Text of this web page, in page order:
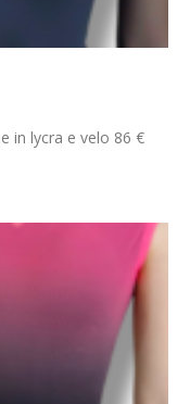
in lycra e velo 86 €